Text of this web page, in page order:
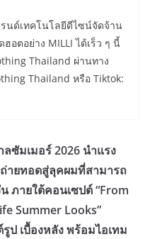
นด์เทคโนโลยีดีไซน์จัดจ้าน
อตอย่าง MILLI ได้เร็ว ๆ นี้
Thailand ผ่านทาง
Thailand หรือ Tiktok:
ซัมเมอร์ 2026 นำแรง
ถ่ายทอดสู่ลุคผมที่สามารถ
ภายใต้คอนเซปต์ “From
Summer Looks”
รูป เบื้องหลัง พร้อมไอเทม